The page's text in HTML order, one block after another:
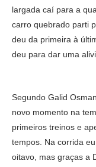
largada caí para a
carro quebrado parti
deu da primeira à
deu para dar uma
Segundo Galid
novo momento na
primeiros treinos e
tempos. Na corrida
oitavo, mas graças a